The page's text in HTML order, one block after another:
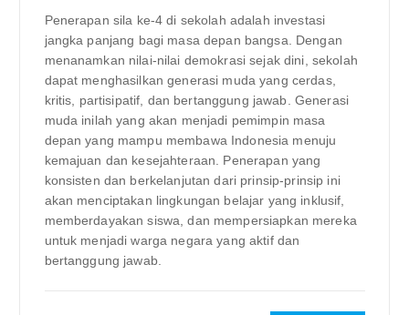
Penerapan sila ke-4 di sekolah adalah investasi
jangka panjang bagi masa depan bangsa. Dengan
menanamkan nilai-nilai demokrasi sejak dini, sekolah
dapat menghasilkan generasi muda yang cerdas,
kritis, partisipatif, dan bertanggung jawab. Generasi
muda inilah yang akan menjadi pemimpin masa
depan yang mampu membawa Indonesia menuju
kemajuan dan kesejahteraan. Penerapan yang
konsisten dan berkelanjutan dari prinsip-prinsip ini
akan menciptakan lingkungan belajar yang inklusif,
memberdayakan siswa, dan mempersiapkan mereka
untuk menjadi warga negara yang aktif dan
bertanggung jawab.